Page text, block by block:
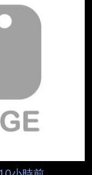
球的瑪帝斯來
直呼漢堡比美
，戰績0勝0
防禦率僅
示，目前感覺還
達滿相似的，
還滿興奮